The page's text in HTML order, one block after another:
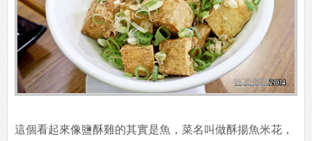
這個看起來像鹽酥雞的其實是魚，菜名叫做酥揚魚米花，